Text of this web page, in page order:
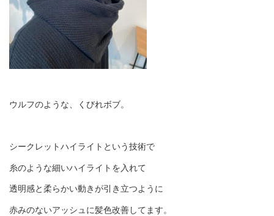
ウルフのような、くびれボブ。
シークレットハイライトという技術で
糸のような細いハイライトを入れて
透明感と柔らかい動きが引き立つように
赤みのないアッシュに髪色改善してます。